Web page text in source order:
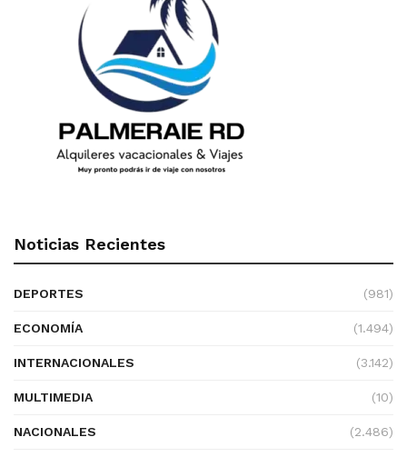
Noticias Recientes
DEPORTES (981)
ECONOMÍA (1.494)
INTERNACIONALES (3.142)
MULTIMEDIA (10)
NACIONALES (2.486)